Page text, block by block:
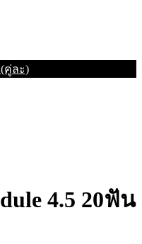
(คู่ละ)
4.5 20ฟัน